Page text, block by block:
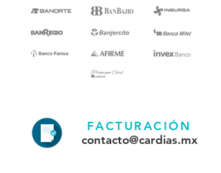
FACTURACIÓN
contacto@cardias.mx